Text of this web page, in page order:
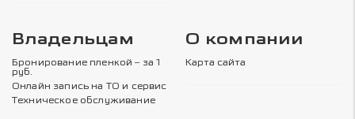
Владельцам
Бронирование пленкой – за 1
руб.
Онлайн запись на ТО и сервис
Техническое обслуживание
О компании
Карта сайта